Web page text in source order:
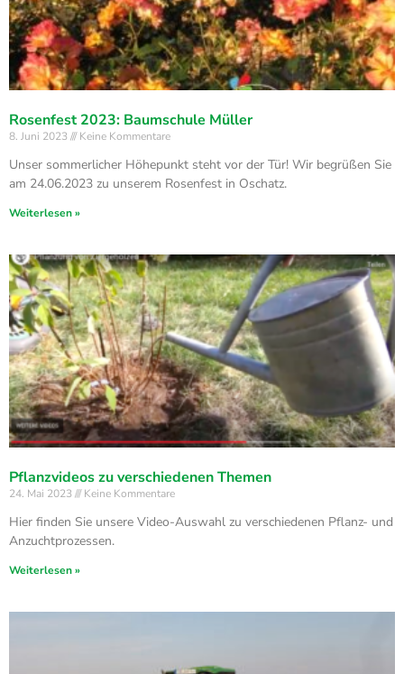
Rosenfest 2023: Baumschule Müller
8. Juni 2023 Keine Kommentare
Unser sommerlicher Höhepunkt steht vor der Tür! Wir begrüßen Sie
am 24.06.2023 zu unserem Rosenfest in Oschatz.
Weiterlesen »
Pflanzvideos zu verschiedenen Themen
24. Mai 2023 Keine Kommentare
Hier finden Sie unsere Video-Auswahl zu verschiedenen Pflanz- und
Anzuchtprozessen.
Weiterlesen »